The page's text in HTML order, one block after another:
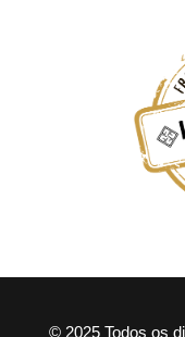
© 2025 Todos os